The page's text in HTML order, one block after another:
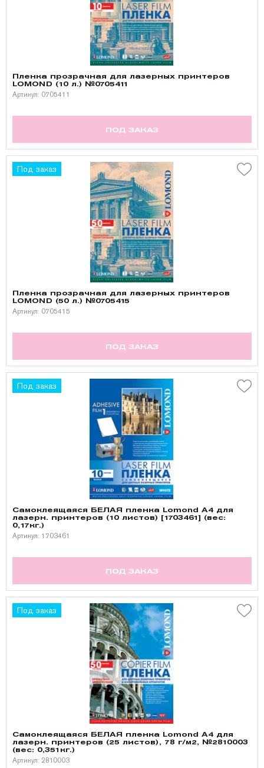
Пленка прозрачная для лазерных принтеров
LOMOND (10 л.) №0705411
Артикул: 0705411
ПОД ЗАКАЗ
Под заказ
Пленка прозрачная для лазерных принтеров
LOMOND (50 л.) №0705415
Артикул: 0705415
ПОД ЗАКАЗ
Под заказ
Самоклеящаяся БЕЛАЯ пленка Lomond A4 для
лазерн. принтеров (10 листов) [1703461] (вес:
0,17кг.)
Артикул: 1703461
ПОД ЗАКАЗ
Под заказ
Самоклеящаяся БЕЛАЯ пленка Lomond A4 для
лазерн. принтеров (25 листов), 78 г/м2, №2810003
(вес: 0,351кг.)
Артикул: 2810003